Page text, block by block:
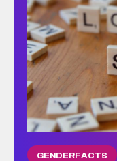
GENDERFACTS